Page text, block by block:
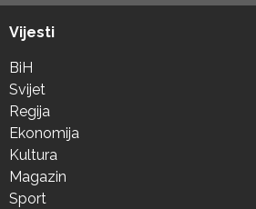
Vijesti
BiH
Svijet
Regija
Ekonomija
Kultura
Magazin
Sport